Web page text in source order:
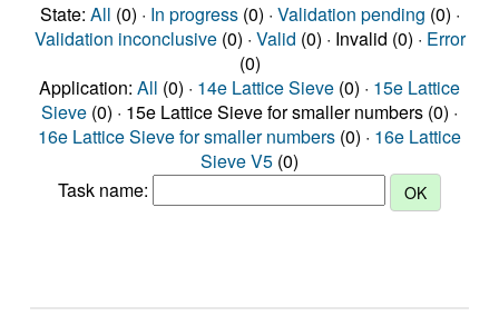
State: All (0) · In progress(0) · Validation pending (0) ·
Validation inconclusive(0) · Valid (0) · Invalid (0) · Error
(0)
Application: All (0) · 14e Lattice Sieve (0) · 15e Lattice
Sieve (0) · 15e Lattice Sieve for smaller numbers (0) ·
16e Lattice Sieve for smaller numbers (0) · 16e Lattice
Sieve V5 (0)
Task name: